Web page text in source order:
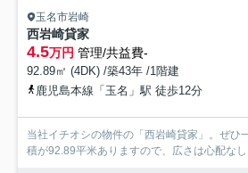
玉名市岩崎
西岩崎貸家
4.5万円 管理/共益費-
92.89㎡ (4DK) /築43年 /1階建
鹿児島本線「玉名」駅 徒歩12分
当社イチオシの物件の「西岩崎貸家」。ぜひ
積が92.89平米ありますので、広さは心配な